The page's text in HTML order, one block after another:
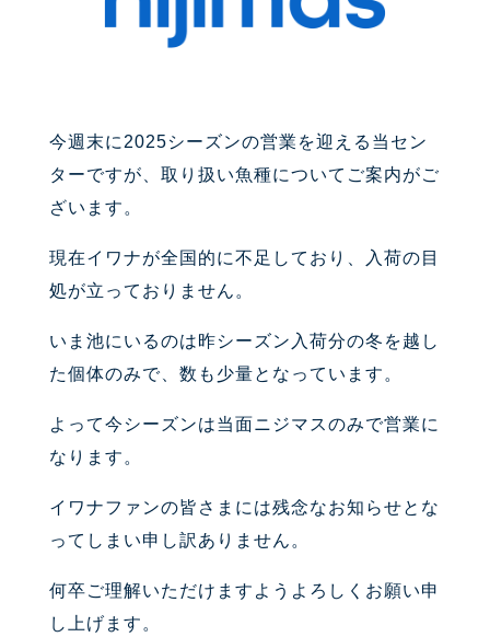
今週末に2025シーズンの営業を迎える当セン
ターですが、取り扱い魚種についてご案内がご
ざいます。
現在イワナが全国的に不足しており、入荷の目
処が立っておりません。
いま池にいるのは昨シーズン入荷分の冬を越し
た個体のみで、数も少量となっています。
よって今シーズンは当面ニジマスのみで営業に
なります。
イワナファンの皆さまには残念なお知らせとな
ってしまい申し訳ありません。
何卒ご理解いただけますようよろしくお願い申
し上げます。